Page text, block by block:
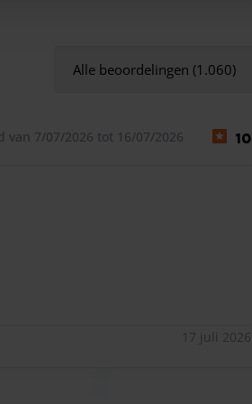
kunt u
Alle beoordelingen (1.060)
van 7/07/2026 tot 16/07/2026 10
17 juli 2026